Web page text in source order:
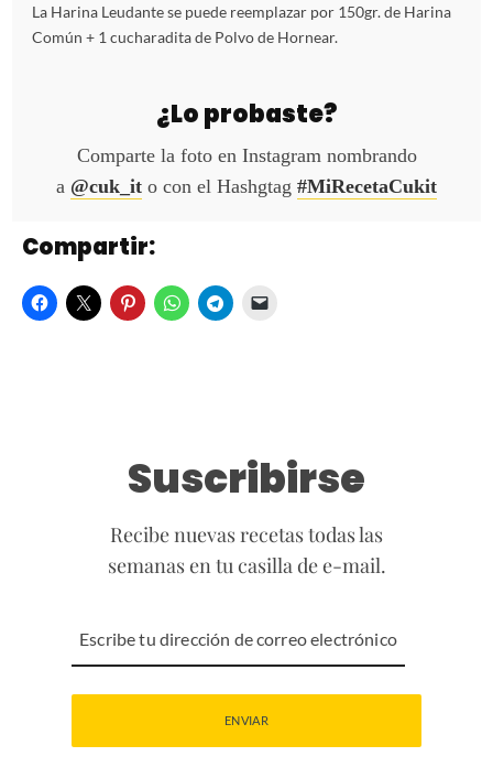
La Harina Leudante se puede reemplazar por 150gr. de Harina
Común + 1 cucharadita de Polvo de Hornear.
¿Lo probaste?
Comparte la foto en Instagram nombrando
a @cuk_it o con el Hashgtag #MiRecetaCukit
Compartir:
Suscribirse
Recibe nuevas recetas todas las
semanas en tu casilla de e-mail.